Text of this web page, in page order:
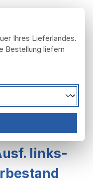
links-
Ihres Lieferlandes.
Bestellung liefern